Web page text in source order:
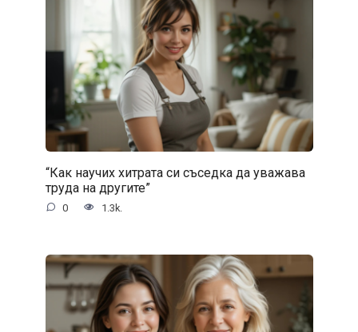
“Как научих хитрата си съседка да уважава
труда на другите”
0 1.3k.